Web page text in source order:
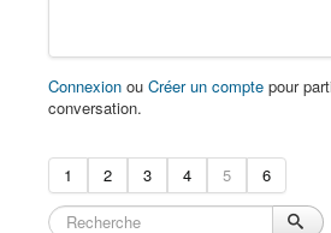
Connexionou Créer un comptepour
conversation.
1 2 3 4 5 6